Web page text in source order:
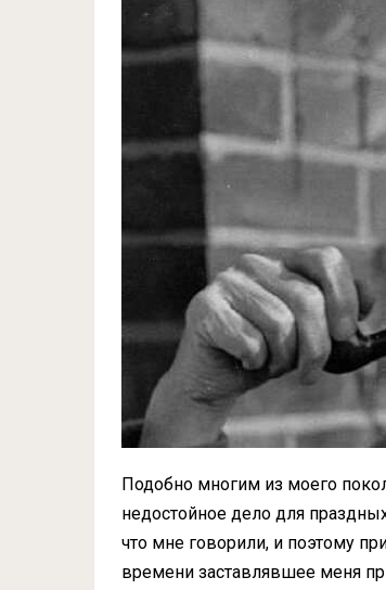
Подобно многим из моего
недостойное дело для
что мне говорили, и поэтому
времени заставлявшее меня